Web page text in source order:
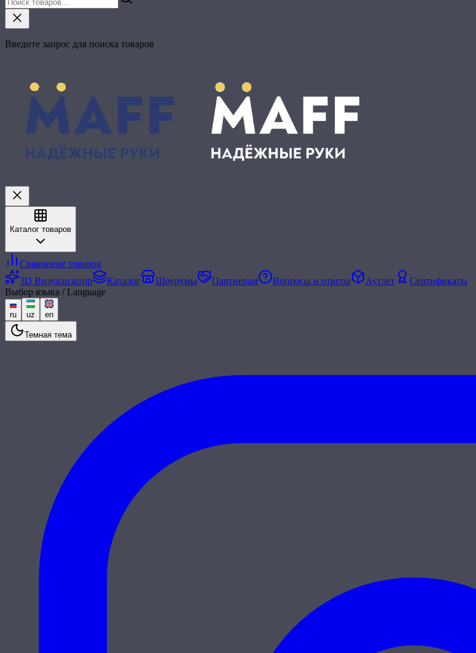
Введите запрос для поиска товаров
Каталог товаров
Сравнение товаров
3D Визуализатор
Каталог Шоурумы Партнерам Вопросы и ответы Аутлет
Сертификаты
Выбор языка / Language
ru uz en
Темная тема